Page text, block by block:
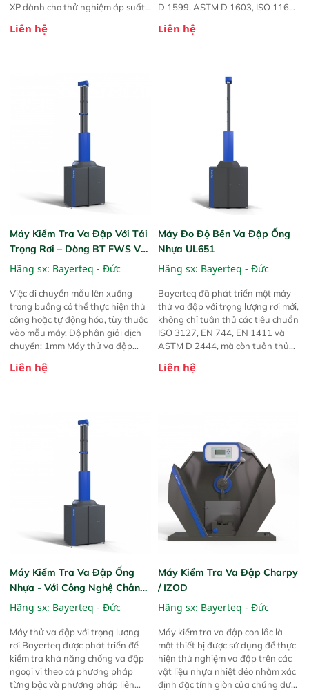
XP dành cho thử nghiệm áp suất
Liên hệ
D 1599, ASTM D 1603, ISO 1167,
Liên hệ
Máy Kiểm Tra Va Đập Với Tải
Trọng Rơi – Dòng BT FWS Với
Động Cơ Servo
Hãng sx: Bayerteq - Đức
Việc di chuyển mẫu lên xuống
trong buồng có thể thực hiện thủ
công hoặc tự động hóa, tùy thuộc
vào mẫu máy. Độ phân giải dịch
chuyển: 1mm Máy thử va đập
an toàn, ngừng hoạt động của
thiết kế theo tiêu chuẩn 89/392
Liên hệ
Máy Đo Độ Bền Va Đập Ống
Nhựa UL651
Hãng sx: Bayerteq - Đức
Bayerteq đã phát triển một máy
thử va đập với trọng lượng rơi mới,
không chỉ tuân thủ các tiêu chuẩn
ISO 3127, EN 744, EN 1411 và
ASTM D 2444, mà còn tuân thủ
UL cung cấp khả năng độc đáo để
lượng rơi đặc biệt của UL, có trọng
lượng lên đến 34 kg.
Liên hệ
Máy Kiểm Tra Va Đập Ống
Nhựa - Với Công Nghệ Chân
Không FWV 3000-630B –
Vacuum
Hãng sx: Bayerteq - Đức
Máy thử va đập với trọng lượng
rơi Bayerteq được phát triển để
kiểm tra khả năng chống va đập
ngoại vi theo cả phương pháp
từng bậc và phương pháp liên
Máy Kiểm Tra Va Đập Charpy
/ IZOD
Hãng sx: Bayerteq - Đức
Máy kiểm tra va đập con lắc là
một thiết bị được sử dụng để thực
hiện thử nghiệm va đập trên các
vật liệu nhựa nhiệt dẻo nhằm xác
định đặc tính giòn của chúng dưới